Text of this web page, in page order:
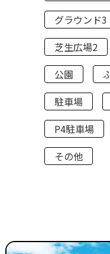
グラウンド3
芝生広場2
公園
駐車場
P4駐車場
その他